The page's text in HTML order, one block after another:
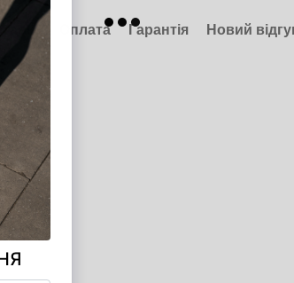
Оплата Гарантія Новий